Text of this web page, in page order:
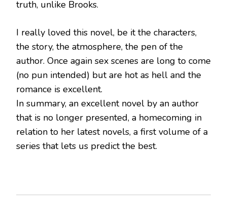
truth, unlike Brooks.
I really loved this novel, be it the characters,
the story, the atmosphere, the pen of the
author. Once again sex scenes are long to come
(no pun intended) but are hot as hell and the
romance is excellent.
In summary, an excellent novel by an author
that is no longer presented, a homecoming in
relation to her latest novels, a first volume of a
series that lets us predict the best.